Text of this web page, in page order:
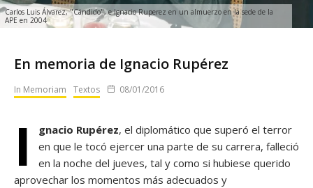
Carlos Luis Álvarez, "Cándido", e Ignacio Ruperez en un almuerzo en la sede de la
APE en 2004
En memoria de Ignacio Rupérez
In Memoriam Textos 08/01/2016
I gnacio Rupérez, el diplomático que superó el terror
en que le tocó ejercer una parte de su carrera, falleció
en la noche del jueves, tal y como si hubiese querido
aprovechar los momentos más adecuados y